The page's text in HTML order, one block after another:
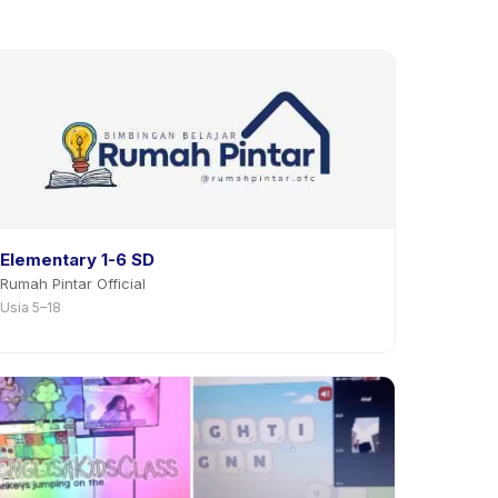
Elementary 1-6 SD
Rumah Pintar Official
Usia 5–18